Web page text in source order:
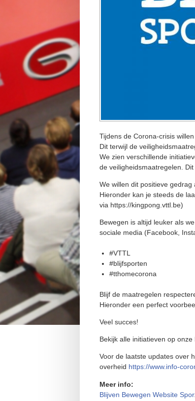
Tijdens de Corona-crisis
Dit terwijl de
We zien verschillende
de veiligheidsmaatregelen.
We willen dit positieve
Hieronder kan je steeds de
via https://kingpong.vttl.be)
Bewegen is altijd leuker als
sociale media (Facebook,
#VTTL
#blijfsporten
#tthomecorona
Blijf de maatregelen
Hieronder een perfect
Veel succes!
Bekijk alle initiatieven op
Voor de laatste updates over
overheid https://www.info-
Meer info:
Blijven Bewegen Website